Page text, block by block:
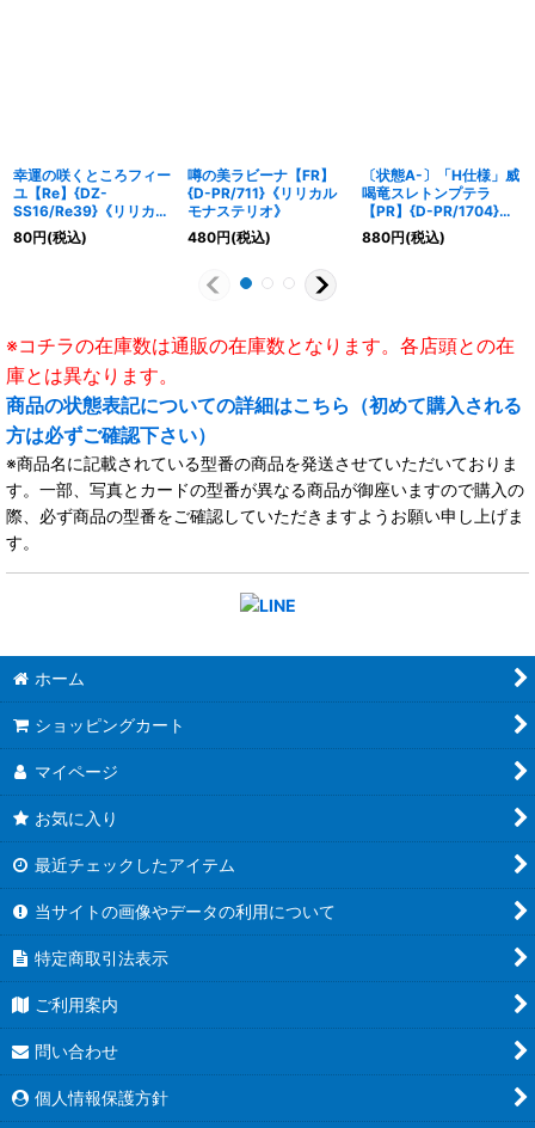
幸運の咲くところフィー
ユ【Re】{DZ-
SS16/Re39}《リリカル
モナステリオ》
80円(税込)
噂の美ラビーナ【FR】
{D-PR/711}《リリカル
モナステリオ》
480円(税込)
〔状態A-〕「H仕様」威
喝竜スレトンプテラ
【PR】{D-PR/1704}
《ドラゴンエンパイア》
880円(税込)
※コチラの在庫数は通販の在庫数となります。各店頭との在
庫とは異なります。
商品の状態表記についての詳細はこちら（初めて購入される
方は必ずご確認下さい）
※商品名に記載されている型番の商品を発送させていただいておりま
す。一部、写真とカードの型番が異なる商品が御座いますので購入の
際、必ず商品の型番をご確認していただきますようお願い申し上げま
す。
ホーム
ショッピングカート
マイページ
お気に入り
最近チェックしたアイテム
当サイトの画像やデータの利用について
特定商取引法表示
ご利用案内
問い合わせ
個人情報保護方針